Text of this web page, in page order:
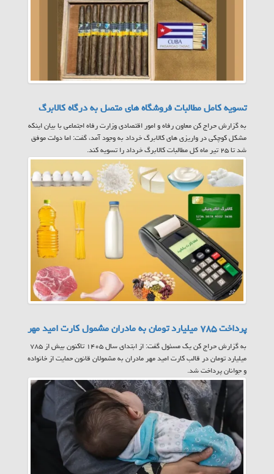
تسویه کامل مطالبات فروشگاه های متصل به درگاه کالابرگ
به گزارش حراج کن معاون رفاه و امور اقتصادی وزارت رفاه اجتماعی با بیان اینکه
مشکل کوچکی در واریزی های کالابرگ خرداد به وجود آمد، گفت: اما دولت موفق
شد تا ۲۵ تیر ماه کل مطالبات کالابرگ خرداد را تسویه کند.
پرداخت ۷۸۵ میلیارد تومان به مادران مشمول کارت امید مهر
به گزارش حراج کن یک مسئول گفت: از ابتدای سال ۱۴۰۵ تاکنون بیش از ۷۸۵
میلیارد تومان در قالب کارت امید مهر مادران به مشمولان قانون حمایت از خانواده
و جوانان پرداخت شد.